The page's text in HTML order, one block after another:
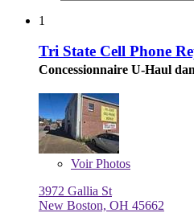
1
Tri State Cell Phone
Concessionnaire U-Haul
VoirPhotos
3972 Gallia St
New Boston, OH 45662